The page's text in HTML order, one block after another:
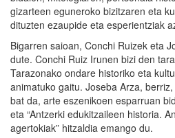
gizarteen eguneroko bizitzaren eta
dituzten ezaupide eta esperientziak
Bigarren saioan, Conchi Ruizek eta
dute. Conchi Ruiz Irunen bizi den
Tarazonako ondare historiko eta
animatuko gaitu. Joseba Arza,
bat da, arte eszenikoen esparruan
eta “Antzerki edukitzaileen historia.
agertokiak” hitzaldia emango du.